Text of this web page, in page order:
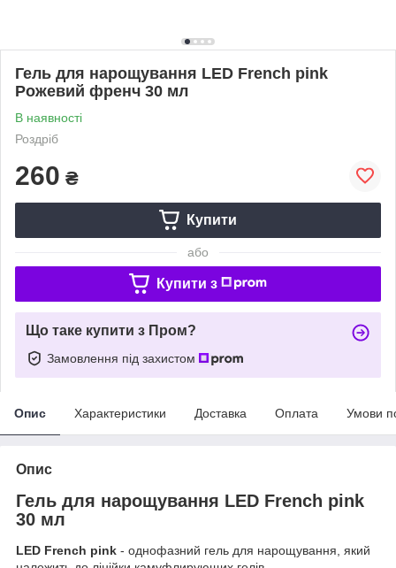
Гель для нарощування LED French pink
Рожевий френч 30 мл
В наявності
Роздріб
260 ₴
Купити
або
Купити з
Що таке купити з Пром?
Замовлення під захистом
Опис Характеристики Доставка Оплата Умови
Опис
Гель для нарощування LED French pink
30 мл
LED French pink - однофазний гель для нарощування, який